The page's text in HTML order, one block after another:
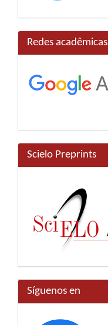
Redes acadêmicas
Scielo Preprints
Síguenos en